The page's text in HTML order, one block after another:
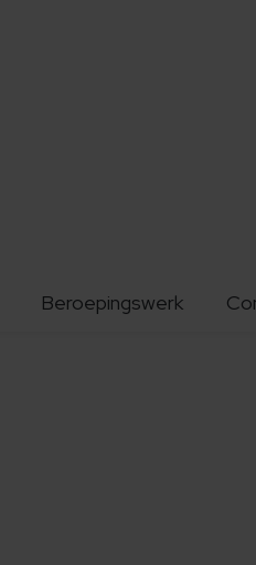
Beroepingswerk